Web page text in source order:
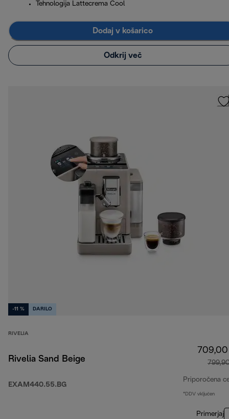
Tehnologija Lattecrema Cool
Dodaj v košarico
Odkrij več
-11 % DARILO
RIVELIA
Rivelia Sand Beige
EXAM440.55.BG
Priporočena
*DDV vključen
Primerjaj